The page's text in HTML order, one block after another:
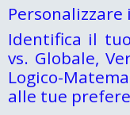
Identifica il
vs. Globale,
Logico-
alle tue